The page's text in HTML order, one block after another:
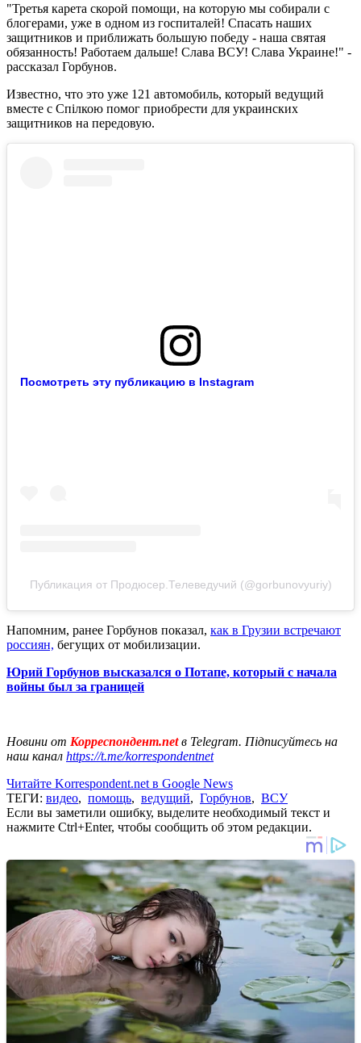
"Третья карета скорой помощи, на которую мы собирали с
блогерами, уже в одном из госпиталей! Спасать наших
защитников и приближать большую победу - наша святая
обязанность! Работаем дальше! Слава ВСУ! Слава Украине!" -
рассказал Горбунов.
Известно, что это уже 121 автомобиль, который ведущий
вместе с Спілкою помог приобрести для украинских
защитников на передовую.
Посмотреть эту публикацию в Instagram
Публикация от Продюсер.Телеведучий (@gorbunovyuriy)
Напомним, ранее Горбунов показал, как в Грузии встречают
россиян, бегущих от мобилизации.
Юрий Горбунов высказался о Потапе, который с начала
войны был за границей
Новини от Корреспондент.netв Telegram. Підписуйтесь на
наш канал https://t.me/korrespondentnet
Читайте Korrespondent.net в Google News
ТЕГИ: видео, помощь, ведущий, Горбунов, ВСУ
Если вы заметили ошибку, выделите необходимый текст и
нажмите Ctrl+Enter, чтобы сообщить об этом редакции.